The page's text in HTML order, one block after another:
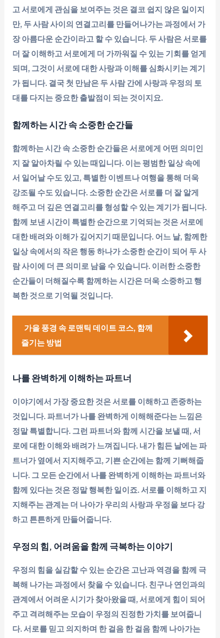
고 서로에게 관심을 보여주는 것은 결코 쉽지 않은 일이지
만, 두 사람 사이의 연결고리를 만들어나가는 과정에서 가
장 아름다운 순간이라고 할 수 있습니다. 두 사람은 서로를
더 잘 이해하고 서로에게 더 가까워질 수 있는 기회를 얻게
되며, 그것이 서로에 대한 사랑과 이해를 심화시키는 계기
가 됩니다. 결국 첫 만남은 두 사람 간에 사랑과 우정의 토
대를 다지는 중요한 출발점이 되는 것이지요.
함께하는 시간 속 소중한 순간들
함께하는 시간 속 소중한 순간들은 서로에게 어떤 의미인
지 잘 알아차릴 수 있는 때입니다. 이는 평범한 일상 속에
서 일어날 수도 있고, 특별한 이벤트나 여행을 통해 더욱
강조될 수도 있습니다. 소중한 순간은 서로를 더 잘 알게
해주고 더 깊은 연결고리를 형성할 수 있는 계기가 됩니다.
함께 보낸 시간이 특별한 순간으로 기억되는 것은 서로에
대한 배려와 이해가 깊어지기 때문입니다. 어느 날, 함께한
일상 속에서의 작은 행동 하나가 소중한 순간이 되어 두 사
람 사이에 더 큰 의미로 남을 수 있습니다. 이러한 소중한
순간들이 더해질수록 함께하는 시간은 더욱 소중하고 행
복한 것으로 기억될 것입니다.
가을 풍경 속 로맨틱 데이트 코스, 함께
즐기는 방법
나를 완벽하게 이해하는 파트너
이야기에서 가장 중요한 것은 서로를 이해하고 존중하는
것입니다. 파트너가 나를 완벽하게 이해해준다는 느낌은
정말 특별합니다. 그런 파트너와 함께 시간을 보낼 때, 서
로에 대한 이해와 배려가 느껴집니다. 내가 힘든 날에는 파
트너가 옆에서 지지해주고, 기쁜 순간에는 함께 기뻐해줍
니다. 그 모든 순간에서 나를 완벽하게 이해하는 파트너와
함께 있다는 것은 정말 행복한 일이죠. 서로를 이해하고 지
지해주는 관계는 더 나아가 우리의 사랑과 우정을 보다 강
하고 튼튼하게 만들어줍니다.
우정의 힘, 어려움을 함께 극복하는 이야기
우정의 힘을 실감할 수 있는 순간은 고난과 역경을 함께 극
복해 나가는 과정에서 찾을 수 있습니다. 친구나 연인과의
관계에서 어려운 시기가 찾아왔을 때, 서로에게 힘이 되어
주고 격려해주는 모습이 우정의 진정한 가치를 보여줍니
다. 서로를 믿고 의지하며 한 걸음 한 걸음 함께 나아가는